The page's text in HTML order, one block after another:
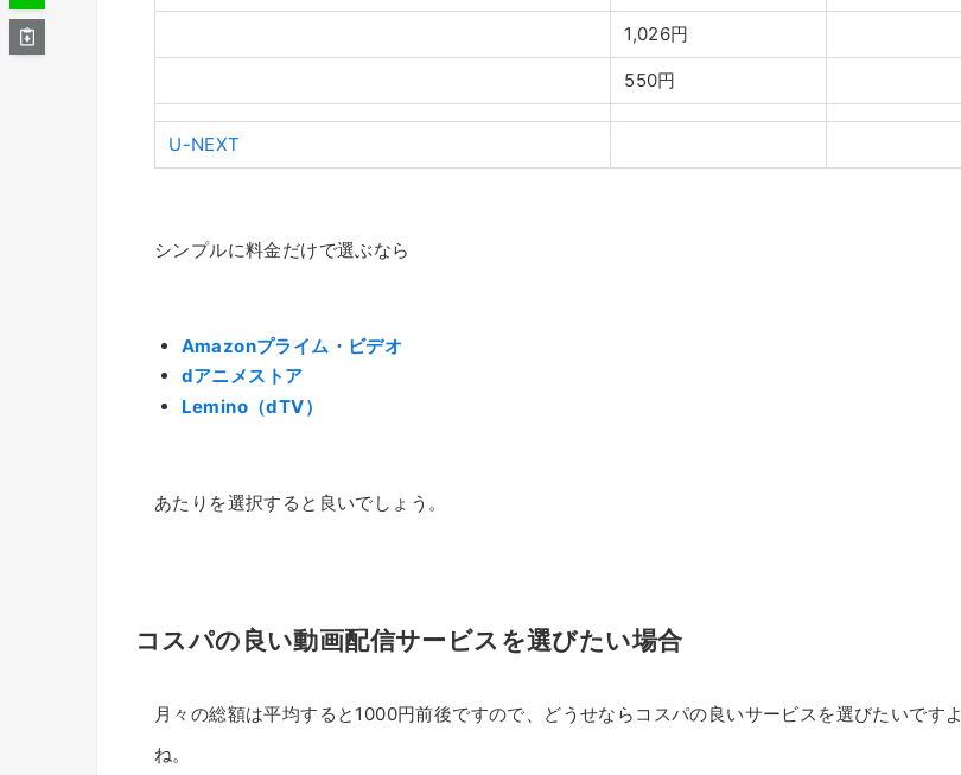
1,026円
550円
U-NEXT
シンプルに料金だけで選ぶなら
Amazonプライム・ビデオ
dアニメストア
Lemino（dTV）
あたりを選択すると良いでしょう。
コスパの良い動画配信サービスを選びたい場合
月々の総額は平均すると1000円前後ですので、どうせならコスパの良いサービスを選びたいですよ
ね。